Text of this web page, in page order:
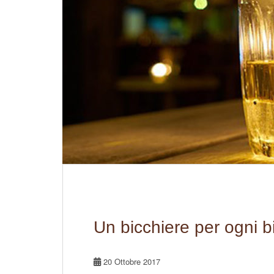
Un bicchiere per ogni
20 Ottobre 2017